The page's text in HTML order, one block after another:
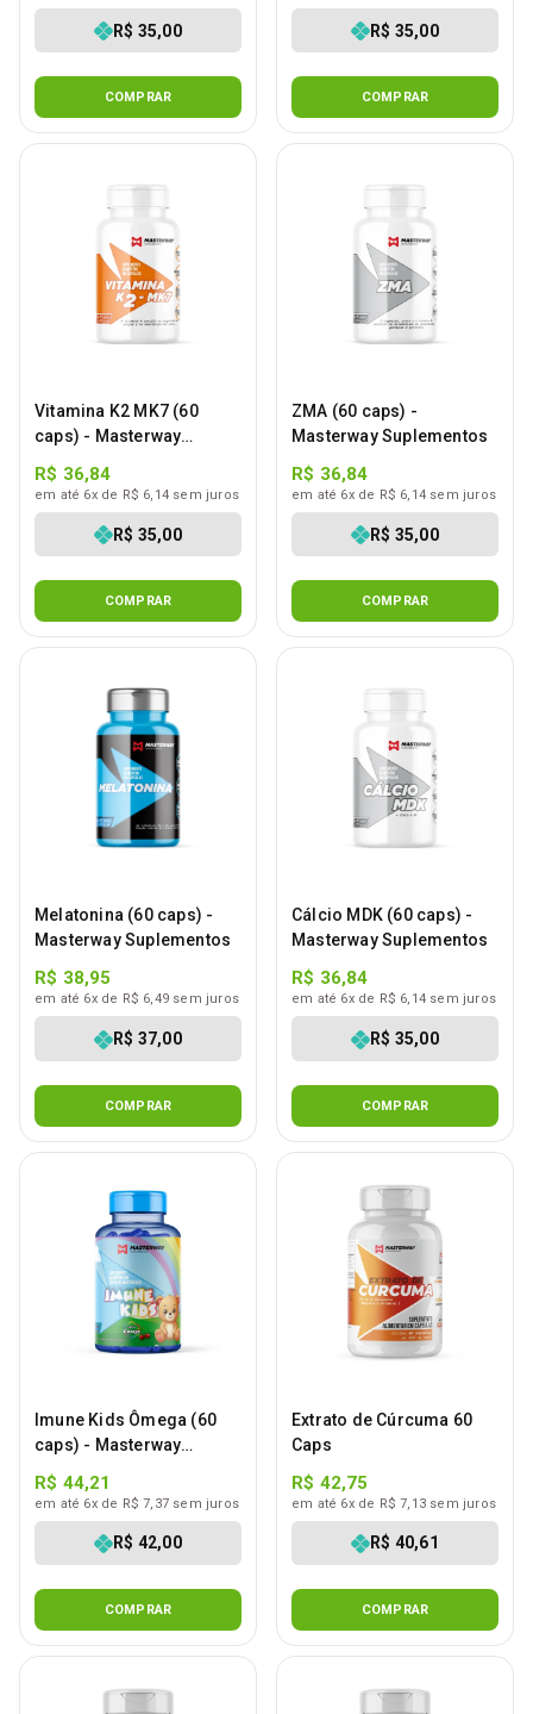
R$ 35,00
COMPRAR
R$ 35,00
COMPRAR
Vitamina K2 MK7 (60
caps) - Masterway
Suplementos
R$ 36,84
R$ 35,00
em até 6x de R$ 6,14 sem juros
COMPRAR
ZMA (60 caps) -
Masterway Suplementos
R$ 36,84
R$ 35,00
em até 6x de R$ 6,14 sem juros
COMPRAR
Melatonina (60 caps) -
Masterway Suplementos
R$ 38,95
R$ 37,00
em até 6x de R$ 6,49 sem juros
COMPRAR
Cálcio MDK (60 caps) -
Masterway Suplementos
R$ 36,84
R$ 35,00
em até 6x de R$ 6,14 sem juros
COMPRAR
Imune Kids Ômega (60
caps) - Masterway
Suplementos
R$ 44,21
R$ 42,00
em até 6x de R$ 7,37 sem juros
COMPRAR
Extrato de Cúrcuma 60
Caps
R$ 42,75
R$ 40,61
em até 6x de R$ 7,13 sem juros
COMPRAR